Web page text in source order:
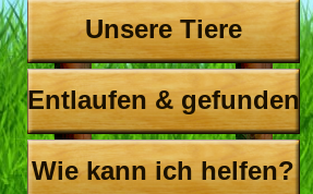
Unsere Tiere
Entlaufen & gefunden
Wie kann ich helfen?